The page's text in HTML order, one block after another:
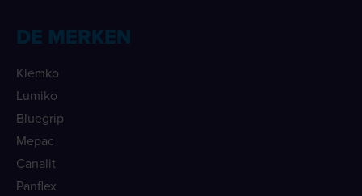
DE MERKEN
Klemko
Lumiko
Bluegrip
Mepac
Canalit
Panflex